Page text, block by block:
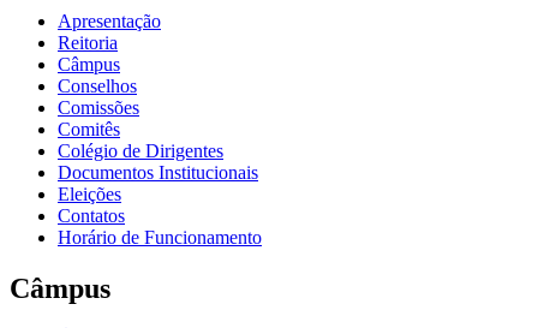
Apresentação
Reitoria
Câmpus
Conselhos
Comissões
Comitês
Colégio de Dirigentes
Documentos Institucionais
Eleições
Contatos
Horário de Funcionamento
Câmpus